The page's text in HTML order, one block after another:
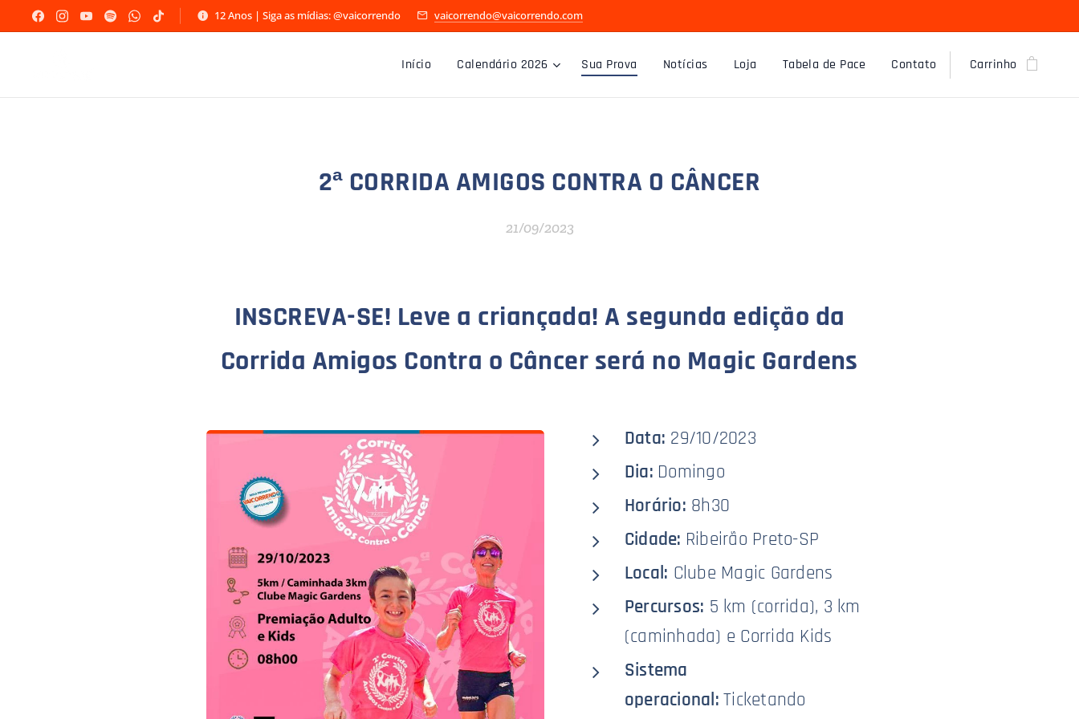
12 Anos | Siga as mídias: @vaicorrendo vaicorrendo@vaicorrendo.com
Início Calendário 2026 Sua Prova Notícias Loja Tabela de Pace Contato Carrinho
2ª CORRIDA AMIGOS CONTRA O CÂNCER
21/09/2023
INSCREVA-SE! Leve a criançada! A segunda edição da
Corrida Amigos Contra o Câncer será no Magic Gardens
Data: 29/10/2023
Dia: Domingo
Horário: 8h30
Cidade: Ribeirão Preto-SP
Local: Clube Magic Gardens
Percursos: 5 km (corrida), 3 km
(caminhada) e Corrida Kids
Sistema
operacional:Ticketando